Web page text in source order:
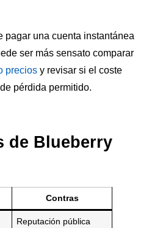
pagar una cuenta instantánea
ser más sensato comparar
precios y revisar si el coste
pérdida permitido.
de Blueberry
Contras
Reputación pública